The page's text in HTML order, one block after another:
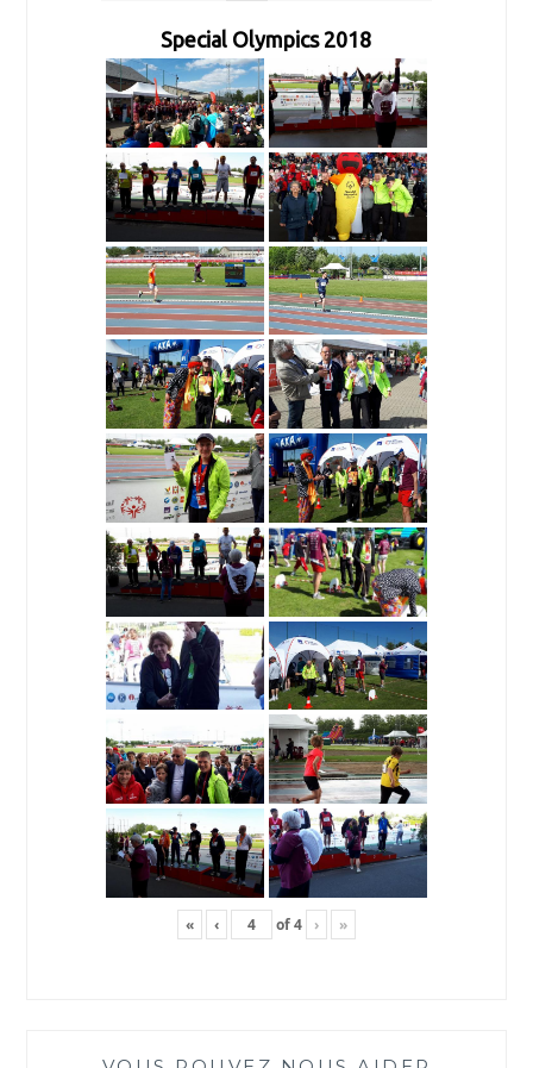
Special Olympics 2018
« ‹ of4 › »